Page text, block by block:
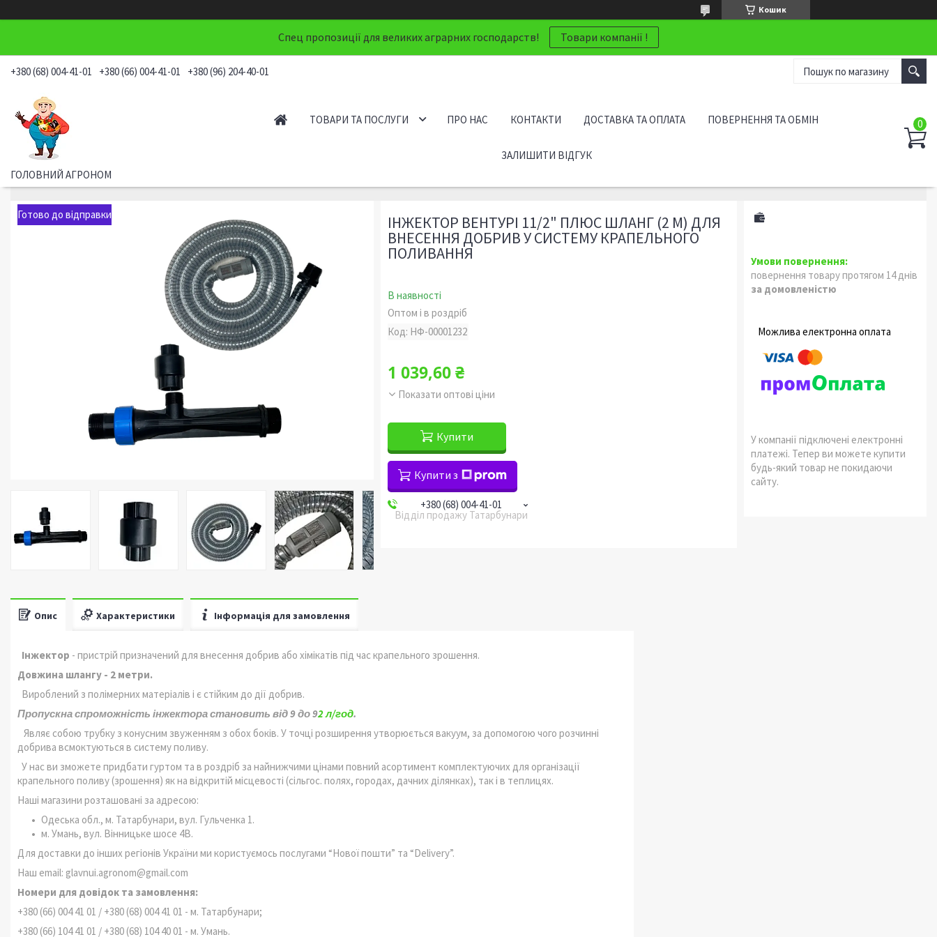
Кошик
Спец пропозиції для великих аграрних господарств! Товари компанії !
+380 (68) 004-41-01 +380 (66) 004-41-01 +380 (96) 204-40-01
ГОЛОВНИЙ АГРОНОМ
ТОВАРИ ТА ПОСЛУГИ ПРО НАС КОНТАКТИ ДОСТАВКА ТА ОПЛАТА ПОВЕРНЕННЯ ТА ОБМІН
ЗАЛИШИТИ ВІДГУК
Готово до відправки ІНЖЕКТОР ВЕНТУРІ 11/2" ПЛЮС ШЛАНГ (2 М) ДЛЯ
ВНЕСЕННЯ ДОБРИВ У СИСТЕМУ КРАПЕЛЬНОГО
ПОЛИВАННЯ
В наявності
Оптом і в роздріб
Код: НФ-00001232
1 039,60 ₴
Показати оптові ціни
Купити
Купити з
+380 (68) 004-41-01
Відділ продажу Татарбунари
повернення товару протягом 14 днів
за домовленістю
У компанії підключені електронні
платежі. Тепер ви можете купити
будь-який товар не покидаючи
сайту.
Опис Характеристики Інформація для замовлення
Інжектор - пристрій призначений для внесення добрив або хімікатів під час крапельного зрошення.
Довжина шлангу - 2 метри.
Вироблений з полімерних матеріалів і є стійким до дії добрив.
Пропускна спроможність інжектора становить від 9 до 92 л/год.
Являє собою трубку з конусним звуженням з обох боків. У точці розширення утворюється вакуум, за допомогою чого розчинні
добрива всмоктуються в систему поливу.
У нас ви зможете придбати гуртом та в роздріб за найнижчими цінами повний асортимент комплектуючих для організації
крапельного поливу (зрошення) як на відкритій місцевості (сільгос. полях, городах, дачних ділянках), так і в теплицях.
Наші магазини розташовані за адресою:
Одеська обл., м. Татарбунари, вул. Гульченка 1.
м. Умань, вул. Вінницьке шосе 4В.
Для доставки до інших регіонів України ми користуємось послугами “Нової пошти” та “Delivery”.
Наш email: glavnui.agronom@gmail.com
Номери для довідок та замовлення:
+380 (66) 004 41 01 / +380 (68) 004 41 01 - м. Татарбунари;
+380 (66) 104 41 01 / +380 (68) 104 40 01 - м. Умань.